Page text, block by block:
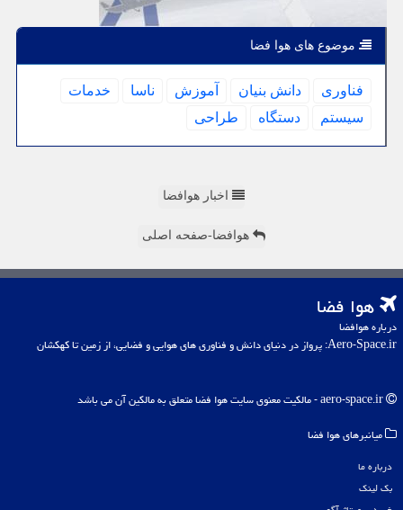
موضوع های هوا فضا
فناوری دانش بنیان آموزش ناسا
خدمات
سیستم
دستگاه طراحی
اخبار هوافضا
هوافضا-صفحه اصلی
هوا فضا
درباره هوافضا
Aero-Space.ir: پرواز در دنیای دانش و فناوری های هوایی و فضایی، از زمین تا کهکشان
میانبرهای هوا فضا
درباره ما
بک لینک